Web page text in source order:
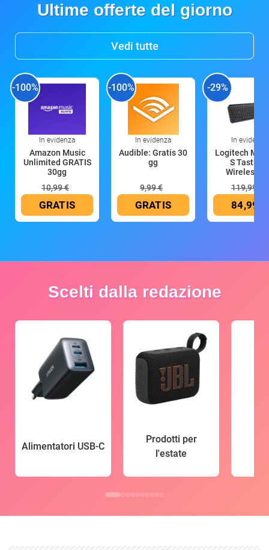
Ultime offerte del giorno
Vedi tutte
-100%
In evidenza
Amazon Music
Unlimited GRATIS
30gg
10,99 €
GRATIS
-100%
In evidenza
Audible: Gratis 30
gg
9,99 €
GRATIS
-29%
In evidenza
Logitech MX
S Tastiera
Wireless
119,99 €
84,99 €
Scelti dalla redazione
Alimentatori USB-C
Prodotti per
l'estate